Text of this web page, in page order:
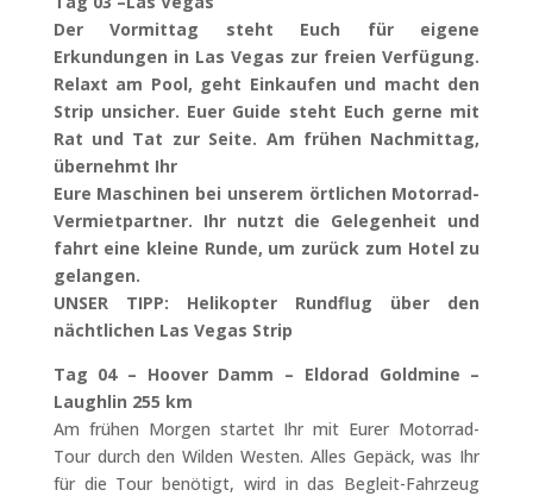
Der Vormittag steht Euch für eigene
Erkundungen in Las Vegas zur freien Verfügung.
Relaxt am Pool, geht Einkaufen und macht den
Strip unsicher. Euer Guide steht Euch gerne mit
Rat und Tat zur Seite. Am frühen Nachmittag,
übernehmt Ihr
Eure Maschinen bei unserem örtlichen Motorrad-
Vermietpartner. Ihr nutzt die Gelegenheit und
fahrt eine kleine Runde, um zurück zum Hotel zu
gelangen.
UNSER TIPP: Helikopter Rundflug über den
nächtlichen Las Vegas Strip
Tag 04 – Hoover Damm – Eldorad Goldmine –
Laughlin 255 km
Am frühen Morgen startet Ihr mit Eurer Motorrad-
Tour durch den Wilden Westen. Alles Gepäck, was Ihr
für die Tour benötigt, wird in das Begleit-Fahrzeug